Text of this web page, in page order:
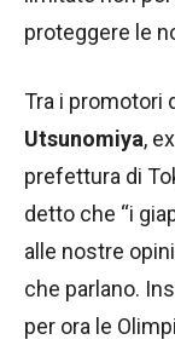
proteggere le
Tra i promotori
Utsunomiya,
prefettura di
detto che “i
alle nostre
che parlano.
per ora le